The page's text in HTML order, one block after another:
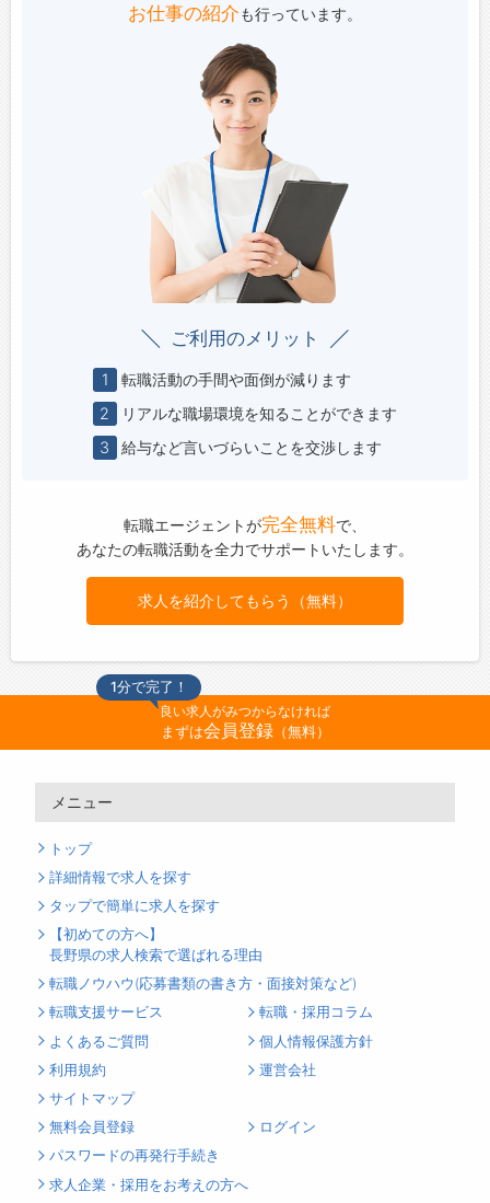
お仕事の紹介も行っています。
ご利用のメリット
1
転職活動の手間や面倒が減ります
2
リアルな職場環境を知ることができます
3
給与など言いづらいことを交渉します
転職エージェントが完全無料で、
あなたの転職活動を全力でサポートいたします。
求人を紹介してもらう（無料）
1分で完了！
良い求人がみつからなければ
まずは会員登録（無料）
メニュー
トップ
詳細情報で求人を探す
タップで簡単に求人を探す
【初めての方へ】
長野県の求人検索で選ばれる理由
転職ノウハウ(応募書類の書き方・面接対策など)
転職支援サービス
転職・採用コラム
よくあるご質問
個人情報保護方針
利用規約
運営会社
サイトマップ
無料会員登録
ログイン
パスワードの再発行手続き
求人企業・採用をお考えの方へ